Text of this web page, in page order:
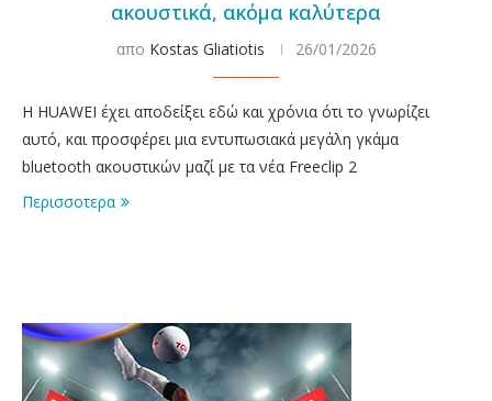
ακουστικά, ακόμα καλύτερα
απο Kostas Gliatiotis 26/01/2026
Η HUAWEI έχει αποδείξει εδώ και χρόνια ότι το γνωρίζει
αυτό, και προσφέρει μια εντυπωσιακά μεγάλη γκάμα
bluetooth ακουστικών μαζί με τα νέα Freeclip 2
Περισσοτερα